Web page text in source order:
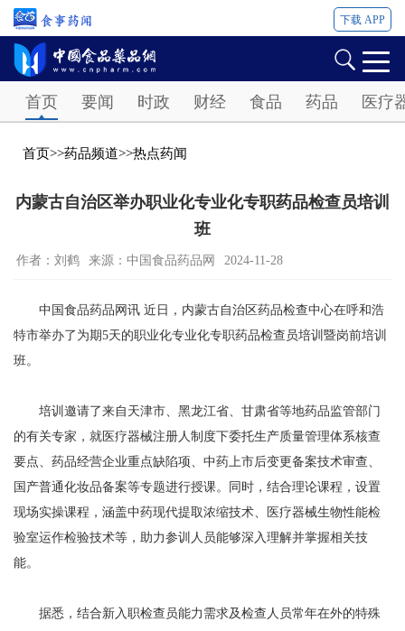
下载 APP
首页 要闻 时政 财经 食品 药品 医疗
首页>>药品频道>>热点药闻
内蒙古自治区举办职业化专业化专职药品检查员培训
班
作者：刘鹤 来源：中国食品药品网 2024-11-28
中国食品药品网讯 近日，内蒙古自治区药品检查中心在呼和浩
特市举办了为期5天的职业化专业化专职药品检查员培训暨岗前培训
班。
培训邀请了来自天津市、黑龙江省、甘肃省等地药品监管部门
的有关专家，就医疗器械注册人制度下委托生产质量管理体系核查
要点、药品经营企业重点缺陷项、中药上市后变更备案技术审查、
国产普通化妆品备案等专题进行授课。同时，结合理论课程，设置
现场实操课程，涵盖中药现代提取浓缩技术、医疗器械生物性能检
验室运作检验技术等，助力参训人员能够深入理解并掌握相关技
能。
据悉，结合新入职检查员能力需求及检查人员常年在外的特殊